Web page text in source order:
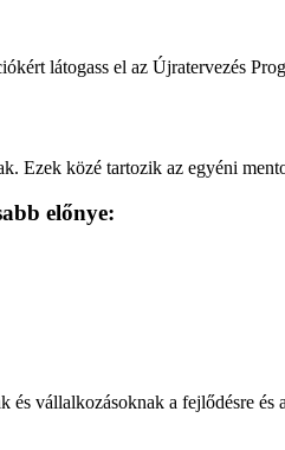
látogass el az Újratervezés
Ezek közé tartozik az egyéni
előnye:
vállalkozásoknak a fejlődésre